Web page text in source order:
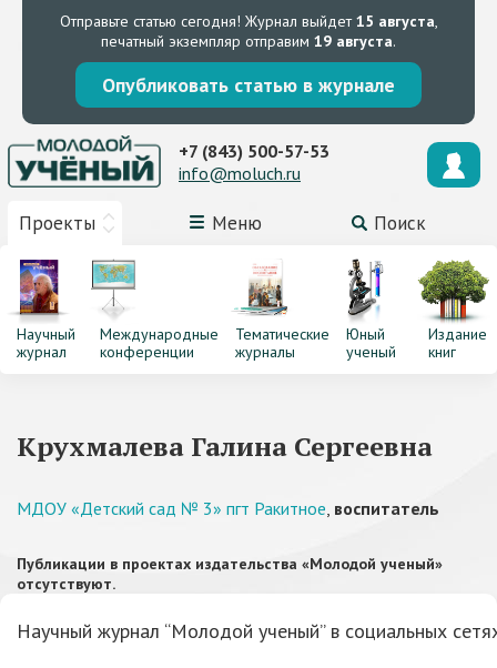
Отправьте статью сегодня! Журнал выйдет15 августа,
печатный экземпляр отправим 19 августа.
Опубликовать статью в журнале
Проекты Меню Поиск
+7 (843) 500-57-53
info@moluch.ru
Научный
журнал
Международные
конференции
Тематические
журналы
Юный
ученый
Издание
книг
Крухмалева Галина Сергеевна
МДОУ «Детский сад № 3» пгт Ракитное, воспитатель
Публикации в проектах издательства «Молодой ученый»
отсутствуют.
Научный журнал “Молодой ученый” в социальных